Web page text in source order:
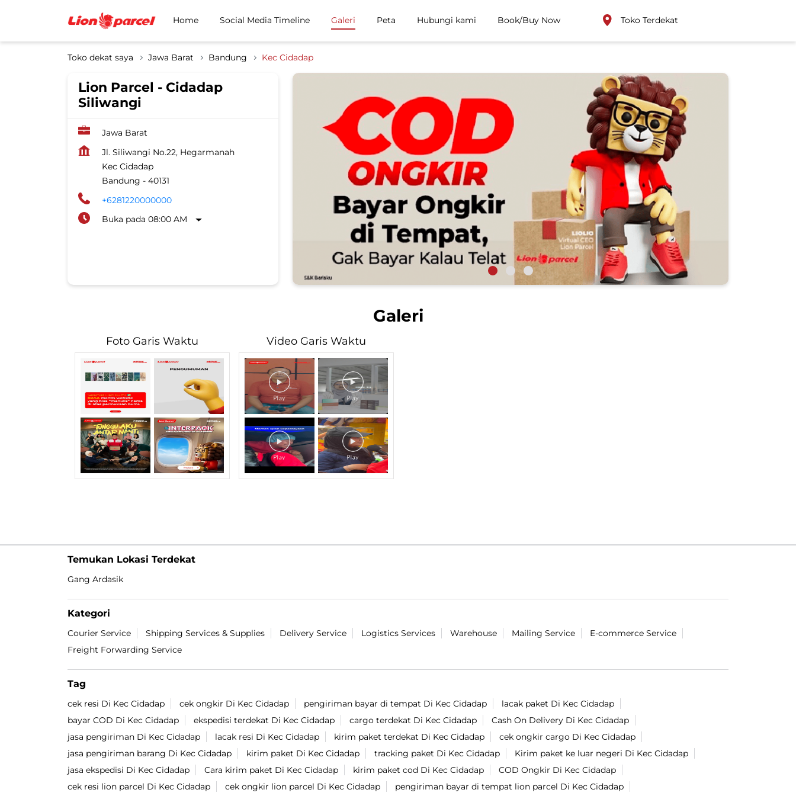
Home Social Media Timeline Galeri Peta Hubungi kami Book/Buy Now Toko Terdekat
Toko dekat saya Jawa Barat Bandung Kec Cidadap
Lion Parcel - Cidadap
Siliwangi
Jawa Barat
Jl. Siliwangi No.22, Hegarmanah
Kec Cidadap
Bandung - 40131
+6281220000000
Buka pada 08:00 AM
Galeri
Foto Garis Waktu Video Garis Waktu
Temukan Lokasi Terdekat
Gang Ardasik
Kategori
Courier Service Shipping Services & Supplies Delivery Service Logistics Services Warehouse Mailing Service
E-commerce Service
Freight Forwarding Service
Tag
cek resi Di Kec Cidadap cek ongkir Di Kec Cidadap pengiriman bayar di tempat Di Kec Cidadap
lacak paket Di Kec Cidadap
bayar COD Di Kec Cidadap
ekspedisi terdekat Di Kec Cidadap cargo terdekat Di Kec Cidadap
Cash On Delivery Di Kec Cidadap
jasa pengiriman Di Kec Cidadap
lacak resi Di Kec Cidadap kirim paket terdekat Di Kec Cidadap
cek ongkir cargo Di Kec Cidadap
jasa pengiriman barang Di Kec Cidadap
kirim paket Di Kec Cidadap tracking paket Di Kec Cidadap
Kirim paket ke luar negeri Di Kec Cidadap
jasa ekspedisi Di Kec Cidadap
Cara kirim paket Di Kec Cidadap kirim paket cod Di Kec Cidadap
COD Ongkir Di Kec Cidadap
cek resi lion parcel Di Kec Cidadap
cek ongkir lion parcel Di Kec Cidadap pengiriman bayar di tempat lion parcel Di Kec Cidadap